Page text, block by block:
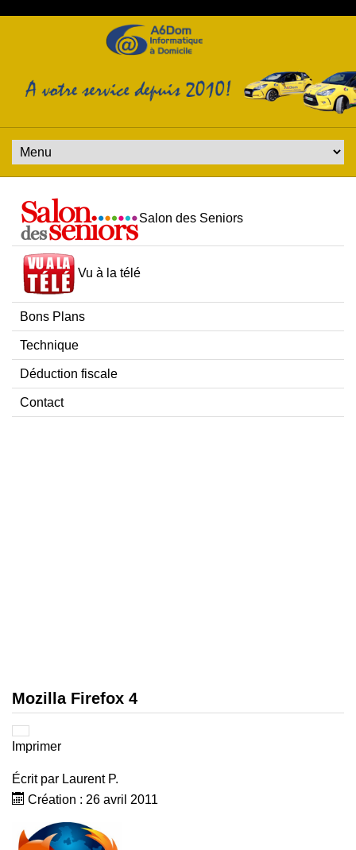
Salon des Seniors
Vu à la télé
Bons Plans
Technique
Déduction fiscale
Contact
Mozilla Firefox 4
Imprimer
Écrit par Laurent P.
Création : 26 avril 2011